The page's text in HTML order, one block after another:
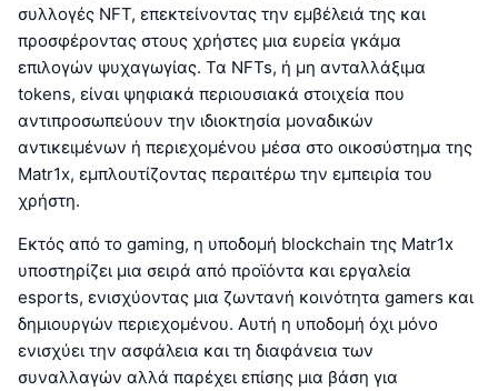
συλλογές NFT, επεκτείνοντας την εμβέλειά της και
προσφέροντας στους χρήστες μια ευρεία γκάμα
επιλογών ψυχαγωγίας. Τα NFTs, ή μη ανταλλάξιμα
tokens, είναι ψηφιακά περιουσιακά στοιχεία που
αντιπροσωπεύουν την ιδιοκτησία μοναδικών
αντικειμένων ή περιεχομένου μέσα στο οικοσύστημα της
Matr1x, εμπλουτίζοντας περαιτέρω την εμπειρία του
χρήστη.
Εκτός από το gaming, η υποδομή blockchain της Matr1x
υποστηρίζει μια σειρά από προϊόντα και εργαλεία
esports, ενισχύοντας μια ζωντανή κοινότητα gamers και
δημιουργών περιεχομένου. Αυτή η υποδομή όχι μόνο
ενισχύει την ασφάλεια και τη διαφάνεια των
συναλλαγών αλλά παρέχει επίσης μια βάση για